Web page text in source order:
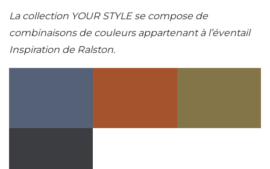
La collection YOUR STYLE se compose de
combinaisons de couleurs appartenant à l’éventail
Inspiration de Ralston.